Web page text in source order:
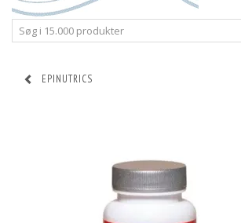
EPINUTRICS